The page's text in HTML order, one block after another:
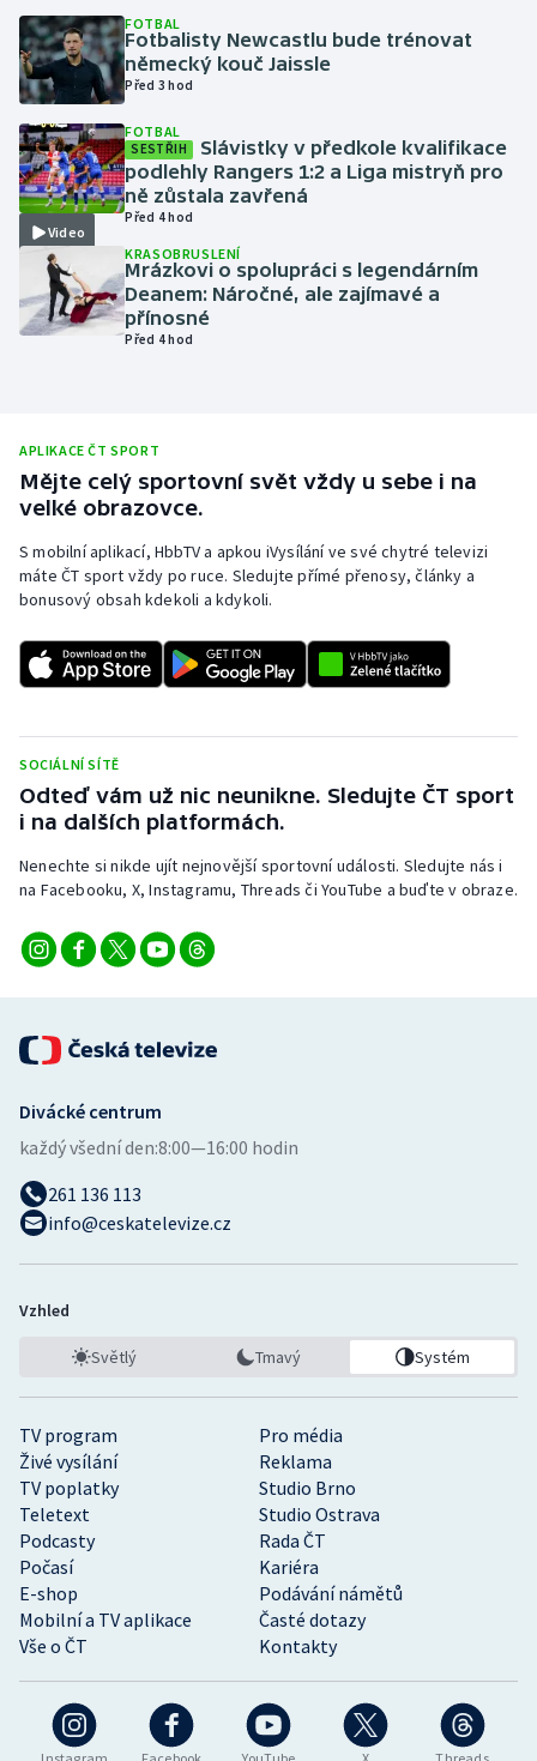
Lyže a snowboard
Moderní pětiboj
Motorsport
Olympijské hry
Parasport
Plavání
Rychlobruslení
Short track
Sportovní střelba
Triatlon
Veslování
Vodní slalom
Volejbal
Ostatní
FOTBAL
Fotbalisty Newcastlu bude trénovat
německý kouč Jaissle
Před 3 hod
Video
FOTBAL
SESTŘIH
Slávistky v předkole kvalifikace
podlehly Rangers 1:2 a Liga mistryň pro
ně zůstala zavřená
Před 4 hod
KRASOBRUSLENÍ
Mrázkovi o spolupráci s legendárním
Deanem: Náročné, ale zajímavé a
přínosné
Před 4 hod
APLIKACE ČT SPORT
Mějte celý sportovní svět vždy u sebe i na
velké obrazovce.
S mobilní aplikací, HbbTV a apkou iVysílání ve své chytré televizi
máte ČT sport vždy po ruce. Sledujte přímé přenosy, články a
bonusový obsah kdekoli a kdykoli.
SOCIÁLNÍ SÍTĚ
Odteď vám už nic neunikne. Sledujte ČT sport
i na dalších platformách.
Nenechte si nikde ujít nejnovější sportovní události. Sledujte nás i
na Facebooku, X, Instagramu, Threads či YouTube a buďte v obraze.
TV program
Pro média
Živé vysílání
Reklama
TV poplatky
Studio Brno
Teletext
Studio Ostrava
Podcasty
Rada ČT
Počasí
Kariéra
E-shop
Podávání námětů
Mobilní a TV aplikace
Časté dotazy
Vše o ČT
Kontakty
Divácké centrum
každý všední den:8:00—16:00 hodin
261 136 113
info@ceskatelevize.cz
Vzhled
Světlý Tmavý Systém